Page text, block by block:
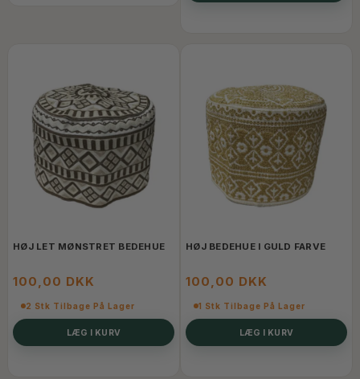
HØJ LET MØNSTRET BEDEHUE
100,00 DKK
2 Stk Tilbage På Lager
LÆG I KURV
HØJ BEDEHUE I GULD FARVE
100,00 DKK
1 Stk Tilbage På Lager
LÆG I KURV